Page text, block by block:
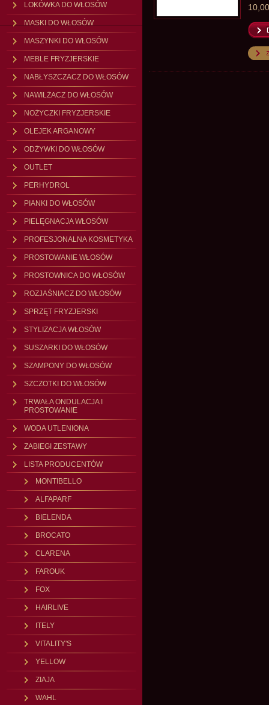
LOKÓWKA DO WŁOSÓW
MASKI DO WŁOSÓW
MASZYNKI DO WŁOSÓW
MEBLE FRYZJERSKIE
NABŁYSZCZACZ DO WŁOSÓW
NAWILŻACZ DO WŁOSÓW
NOŻYCZKI FRYZJERSKIE
OLEJEK ARGANOWY
ODŻYWKI DO WŁOSÓW
OUTLET
PERHYDROL
PIANKI DO WŁOSÓW
PIELĘGNACJA WŁOSÓW
PROFESJONALNA KOSMETYKA
PROSTOWANIE WŁOSÓW
PROSTOWNICA DO WŁOSÓW
ROZJAŚNIACZ DO WŁOSÓW
SPRZĘT FRYZJERSKI
STYLIZACJA WŁOSÓW
SUSZARKI DO WŁOSÓW
SZAMPONY DO WŁOSÓW
SZCZOTKI DO WŁOSÓW
TRWAŁA ONDULACJA I
PROSTOWANIE
WODA UTLENIONA
ZABIEGI ZESTAWY
LISTA PRODUCENTÓW
MONTIBELLO
ALFAPARF
BIELENDA
BROCATO
CLARENA
FAROUK
FOX
HAIRLIVE
ITELY
VITALITY'S
YELLOW
ZIAJA
WAHL